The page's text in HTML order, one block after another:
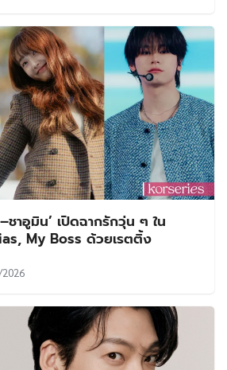
าอูมิน’ เปิดฉากรักวุ่น ๆ ใน
My Boss ด้วยเรตติ้ง